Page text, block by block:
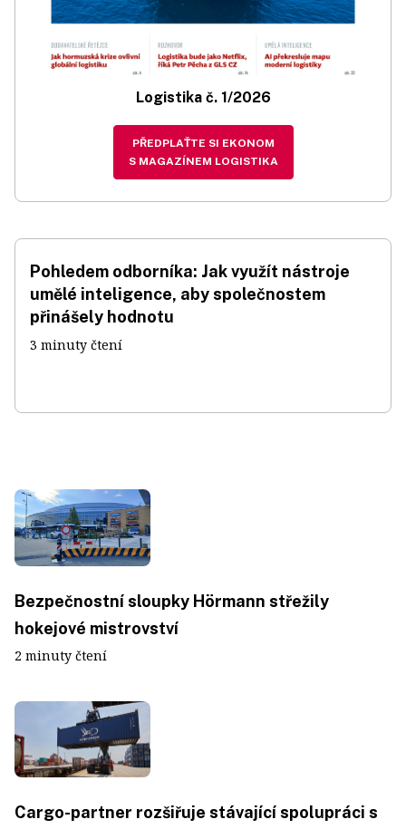
Logistika č. 1/2026
PŘEDPLAŤTE SI EKONOM
S MAGAZÍNEM LOGISTIKA
Pohledem odborníka: Jak využít nástroje
umělé inteligence, aby společnostem
přinášely hodnotu
3 minuty čtení
Bezpečnostní sloupky Hörmann střežily
hokejové mistrovství
2 minuty čtení
Cargo-partner rozšiřuje stávající spolupráci s